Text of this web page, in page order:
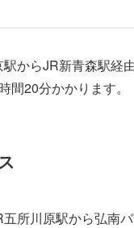
からJR新青森駅経
間20分かかります。
所川原駅から弘南